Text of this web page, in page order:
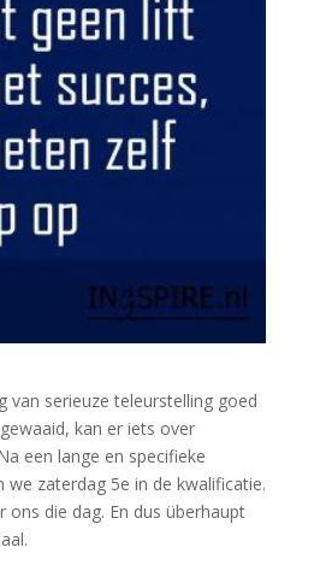
van serieuze teleurstelling goed
kan er iets over
een lange en specifieke
we zaterdag 5e in de kwalificatie.
ons die dag. En dus überhaupt